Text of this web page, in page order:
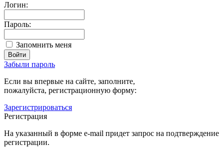
Логин:
Пароль:
Запомнить меня
Забыли пароль
Если вы впервые на сайте, заполните,
пожалуйста, регистрационную форму:
Зарегистрироваться
Регистрация
На указанный в форме e-mail придет запрос на подтверждение
регистрации.